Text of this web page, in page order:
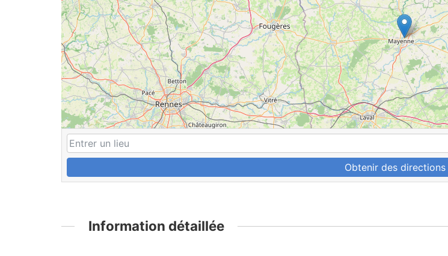
Obtenir des directions
Information détaillée